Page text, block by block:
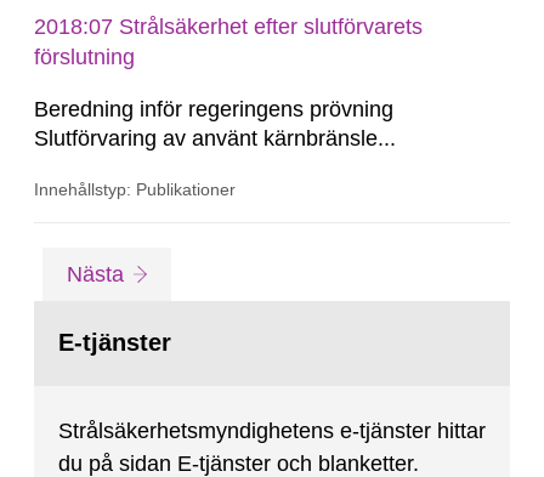
SSM:s granskningsrapport (Granskningsrapport
– Utbyggnad och fortsatt drift av SFR;...
2018:07 Strålsäkerhet efter slutförvarets
förslutning
Beredning inför regeringens prövning
Slutförvaring av använt kärnbränsle...
Innehållstyp: Publikationer
Nästa sida
E-tjänster
Strålsäkerhetsmyndighetens e-tjänster hittar
du på sidan E-tjänster och blanketter.